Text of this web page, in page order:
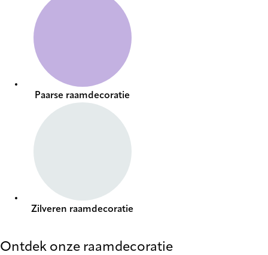
Paarse raamdecoratie
Zilveren raamdecoratie
Ontdek onze raamdecoratie